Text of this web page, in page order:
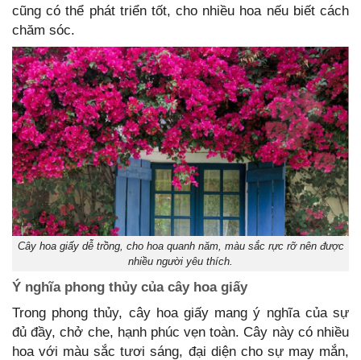
cũng có thể phát triển tốt, cho nhiều hoa nếu biết cách
chăm sóc.
Cây hoa giấy dễ trồng, cho hoa quanh năm, màu sắc rực rỡ nên được
nhiều người yêu thích.
Ý nghĩa phong thủy của cây hoa giấy
Trong phong thủy, cây hoa giấy mang ý nghĩa của sự
đủ đầy, chở che, hạnh phúc vẹn toàn. Cây này có nhiều
hoa với màu sắc tươi sáng, đại diện cho sự may mắn,